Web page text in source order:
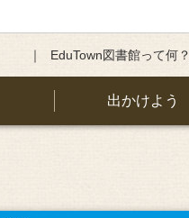
EduTown図書館って何？
出かけよう